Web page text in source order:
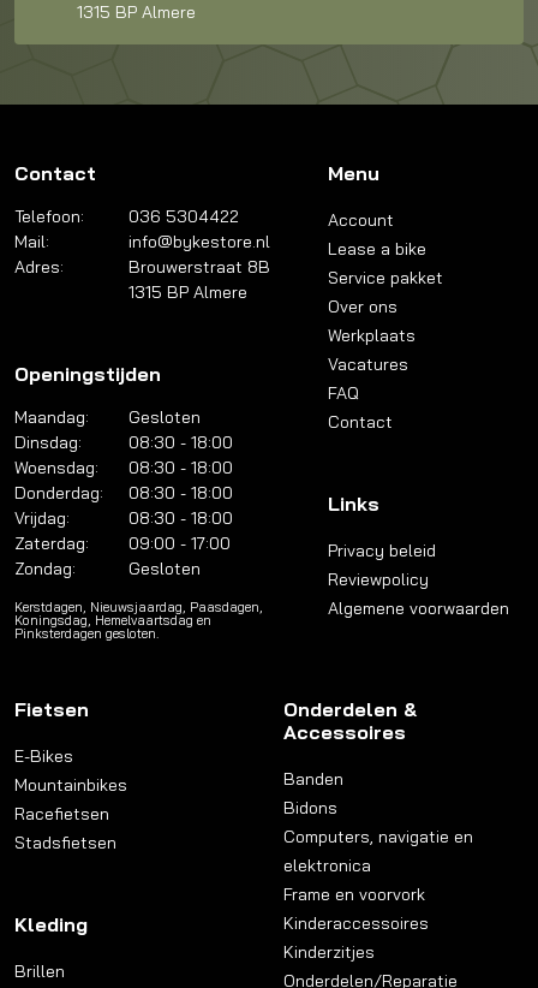
1315 BP Almere
Contact
Telefoon:
036 5304422
Mail:
info@bykestore.nl
Adres:
Brouwerstraat 8B
1315 BP Almere
Openingstijden
Maandag:
Gesloten
Dinsdag:
08:30 - 18:00
Woensdag:
08:30 - 18:00
Donderdag:
08:30 - 18:00
Vrijdag:
08:30 - 18:00
Zaterdag:
09:00 - 17:00
Zondag:
Gesloten
Kerstdagen, Nieuwsjaardag, Paasdagen,
Koningsdag, Hemelvaartsdag en
Pinksterdagen gesloten.
Menu
Account
Lease a bike
Service pakket
Over ons
Werkplaats
Vacatures
FAQ
Contact
Links
Privacy beleid
Reviewpolicy
Algemene voorwaarden
Fietsen
E-Bikes
Mountainbikes
Racefietsen
Stadsfietsen
Kleding
Brillen
Onderdelen &
Accessoires
Banden
Bidons
Computers, navigatie en
elektronica
Frame en voorvork
Kinderaccessoires
Kinderzitjes
Onderdelen/Reparatie